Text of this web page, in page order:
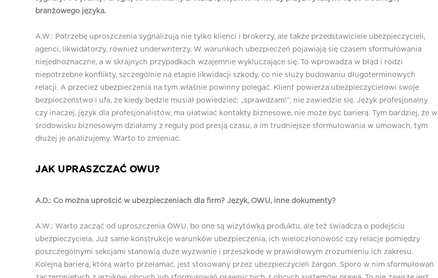
branżowego języka.
A.W.: Potrzebę uproszczenia sygnalizują nie tylko klienci i brokerzy, ale także przedstawiciele ubezpieczycieli,
agenci, likwidatorzy, również underwriterzy. W warunkach ubezpieczeń pojawiają się czasem sformułowania
niejednoznaczne, a w skrajnych przypadkach wzajemnie wykluczające się. To wprowadza w błąd i rodzi
niepotrzebne konflikty, szczególnie na etapie likwidacji szkody, co nie służy budowaniu długoterminowych
relacji. A przecież ubezpieczenia na tym właśnie powinny polegać. Klient powierza ubezpieczycielowi swoje
bezpieczeństwo i ufa, że kiedy będzie musiał powiedzieć: „sprawdzam!”, nie zawiedzie się. Język profesjonalny
czy inaczej, język dla profesjonalistów, ma ułatwiać kontakty biznesowe, nie może być barierą. Tym bardziej, że w
środowisku biznesowym działamy z reguły pod presją czasu, a im trudniejsze sformułowania w umowach, tym
dłużej je analizujemy. Warto to zmieniać.
JAK UPRASZCZAĆ OWU?
A.D.: Co można uprościć w ubezpieczeniach dla firm? Język, OWU, inne dokumenty?
A.W.: Warto zacząć od uproszczenia OWU, bo one są wizytówką produktu, ale też świadczą o podejściu
ubezpieczyciela. Już same konstrukcje warunków ubezpieczenia, ich wieloczłonowość czy relacje pomiędzy
poszczególnymi sekcjami stanowią duże wyzwanie i przeszkodę w prawidłowym zrozumieniu ich zakresu.
Kolejną barierą, którą warto przełamać, jest stosowany przez ubezpieczycieli żargon. Sporo w nim sformułowań